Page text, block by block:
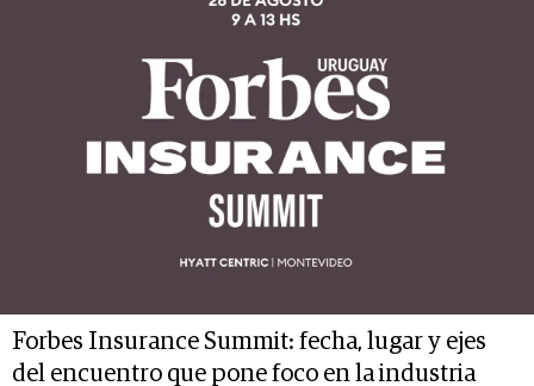
Forbes Insurance Summit: fecha, lugar y ejes
del encuentro que pone foco en la industria